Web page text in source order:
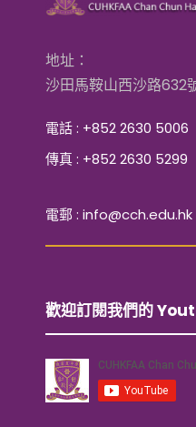
地址：
沙田馬鞍山西沙路632
電話 : +852 2630 5006
傳真 : +852 2630 5299
電郵 : info@cch.edu.hk
歡迎訂閱我們的